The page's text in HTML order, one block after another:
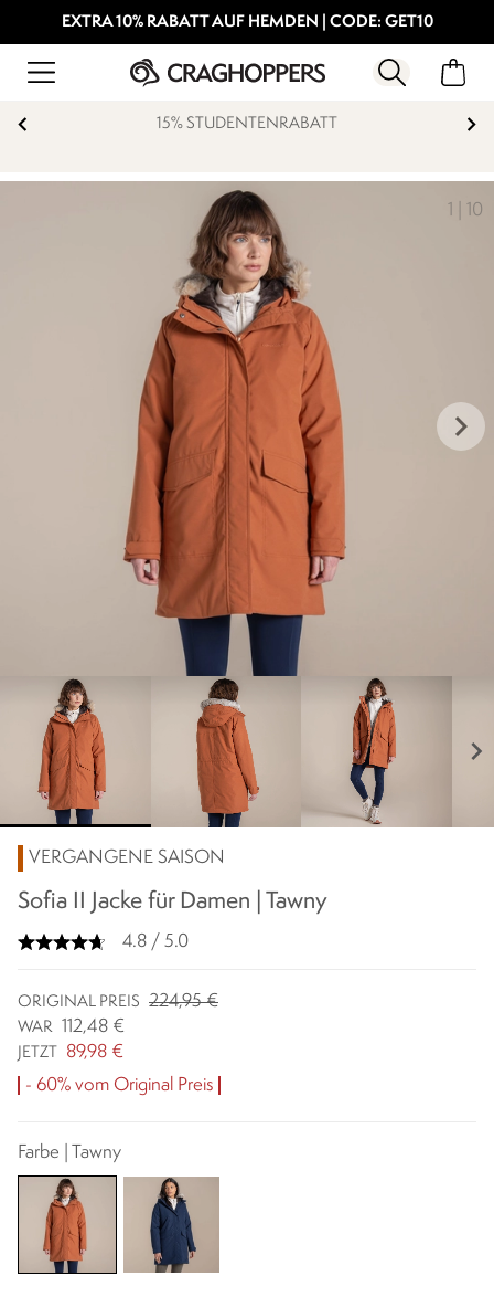
EXTRA 10% RABATT AUF HEMDEN | CODE: GET10
KOSTENFREIE RÜCKSENDUNG
1 10
keyboard_arrow_right
chevron_right
VERGANGENE SAISON
Sofia II Jacke für Damen | Tawny
4.8 / 5.0
ORIGINAL PREIS 224,95 €
WAR 112,48 €
JETZT
89,98 €
- 60% vom Original Preis
Farbe | Tawny